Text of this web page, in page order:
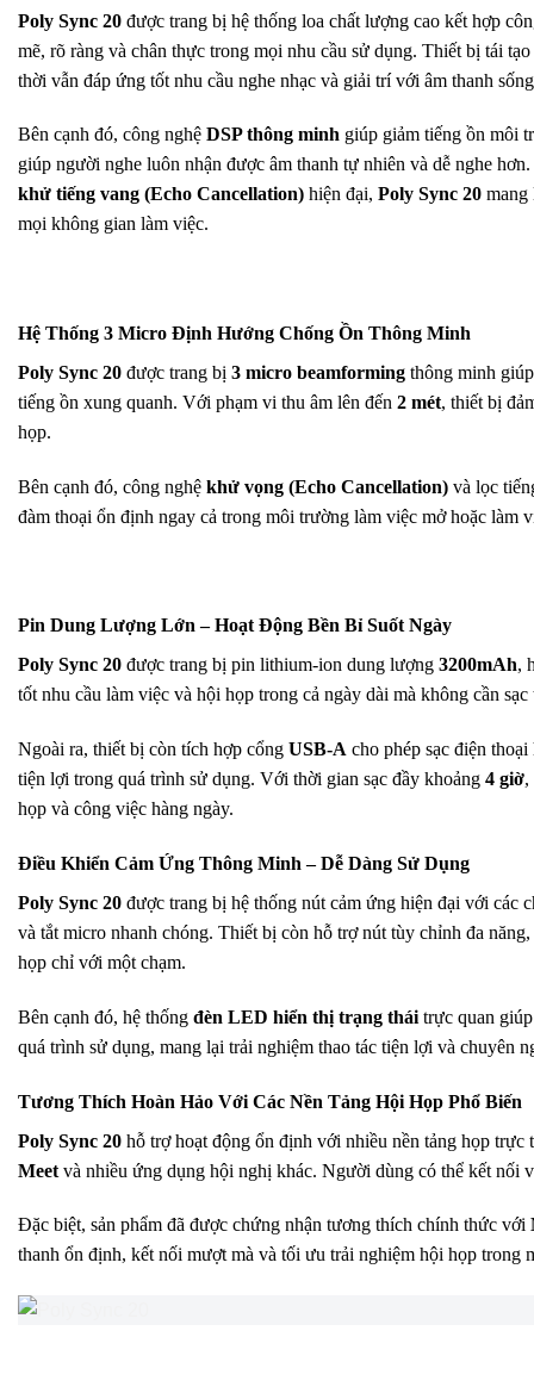
Poly Sync 20 được trang bị hệ thống loa chất lượng cao kết hợp
mẽ, rõ ràng và chân thực trong mọi nhu cầu sử dụng. Thiết bị tái
thời vẫn đáp ứng tốt nhu cầu nghe nhạc và giải trí với âm thanh
Bên cạnh đó, công nghệ DSP thông minh giúp giảm tiếng ồn môi
giúp người nghe luôn nhận được âm thanh tự nhiên và dễ nghe
khử tiếng vang (Echo Cancellation) hiện đại, Poly Sync 20 mang
mọi không gian làm việc.
Hệ Thống 3 Micro Định Hướng Chống Ồn Thông Minh
Poly Sync 20 được trang bị 3 micro beamforming thông minh
tiếng ồn xung quanh. Với phạm vi thu âm lên đến 2 mét, thiết bị
họp.
Bên cạnh đó, công nghệ khử vọng (Echo Cancellation) và lọc
đàm thoại ổn định ngay cả trong môi trường làm việc mở hoặc làm
Pin Dung Lượng Lớn – Hoạt Động Bền Bỉ Suốt Ngày
Poly Sync 20 được trang bị pin lithium-ion dung lượng 3200mAh,
tốt nhu cầu làm việc và hội họp trong cả ngày dài mà không cần
Ngoài ra, thiết bị còn tích hợp cổng USB-A cho phép sạc điện
tiện lợi trong quá trình sử dụng. Với thời gian sạc đầy khoảng 4 giờ,
họp và công việc hàng ngày.
Điều Khiển Cảm Ứng Thông Minh – Dễ Dàng Sử Dụng
Poly Sync 20 được trang bị hệ thống nút cảm ứng hiện đại với các
và tắt micro nhanh chóng. Thiết bị còn hỗ trợ nút tùy chỉnh đa
họp chỉ với một chạm.
Bên cạnh đó, hệ thống đèn LED hiển thị trạng thái trực quan
quá trình sử dụng, mang lại trải nghiệm thao tác tiện lợi và chuyên
Tương Thích Hoàn Hảo Với Các Nền Tảng Hội Họp Phổ Biến
Poly Sync 20 hỗ trợ hoạt động ổn định với nhiều nền tảng họp
Meet và nhiều ứng dụng hội nghị khác. Người dùng có thể kết nối
Đặc biệt, sản phẩm đã được chứng nhận tương thích chính thức với
thanh ổn định, kết nối mượt mà và tối ưu trải nghiệm hội họp trong